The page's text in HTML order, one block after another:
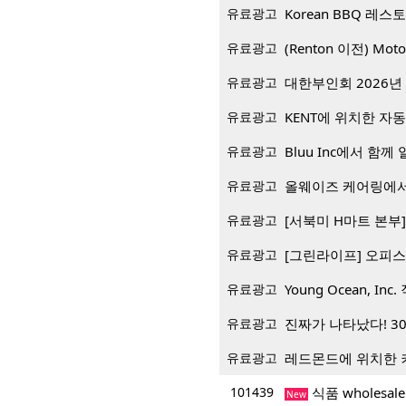
유료광고
유료광고 (Renton 이전)
유료광고 대한부인회 2026
유료광고 KENT에 위치한 자
유료광고 Bluu Inc에서 함께
유료광고 올웨이즈 케어링에
유료광고 [서북미 H마트 본
유료광고 [그린라이프] 오피
유료광고 Young Ocean, Inc.
유료광고 진짜가 나타났다!
유료광고 레드몬드에 위치한
101439 New 식품